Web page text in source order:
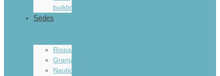
buildings
Sedes
Riopar
Granjapark
Nauticcamp